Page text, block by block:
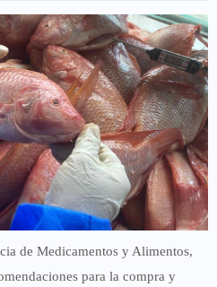
de Medicamentos y Alimentos,
para la compra y